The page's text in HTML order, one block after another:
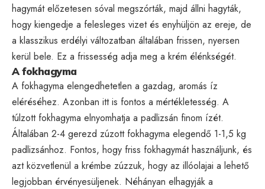
hagymát előzetesen sóval megszórták, majd állni hagyták,
hogy kiengedje a felesleges vizet és enyhüljön az ereje, de
a klasszikus erdélyi változatban általában frissen, nyersen
kerül bele. Ez a frissesség adja meg a krém élénkségét.
A fokhagyma
A fokhagyma elengedhetetlen a gazdag, aromás íz
eléréséhez. Azonban itt is fontos a mértékletesség. A
túlzott fokhagyma elnyomhatja a padlizsán finom ízét.
Általában 2-4 gerezd zúzott fokhagyma elegendő 1-1,5 kg
padlizsánhoz. Fontos, hogy friss fokhagymát használjunk, és
azt közvetlenül a krémbe zúzzuk, hogy az illóolajai a lehető
legjobban érvényesüljenek. Néhányan elhagyják a